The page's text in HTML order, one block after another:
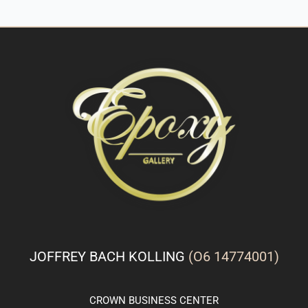
JOFFREY BACH KOLLING (O6 14774001)
CROWN BUSINESS CENTER